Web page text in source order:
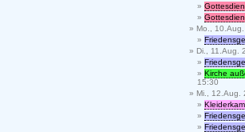
Mo., 10.Aug.
Di., 11.Aug.
Kirche
15:30
Mi., 12.Aug.